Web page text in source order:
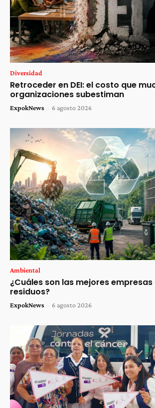
Diversidad
Retroceder en DEI: el costo que
organizaciones subestiman
ExpokNews - 6 agosto 2026
Ambiental
¿Cuáles son las mejores
residuos?
ExpokNews - 6 agosto 2026